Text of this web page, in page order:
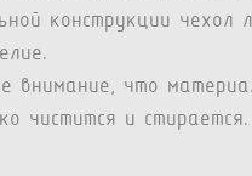
конструкции чехол
внимание, что
чистится и стирается.